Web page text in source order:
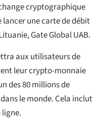
cryptographique
une carte de débit
Gate Global UAB.
aux utilisateurs de
leur crypto-monnaie
des 80 millions de
le monde. Cela inclut